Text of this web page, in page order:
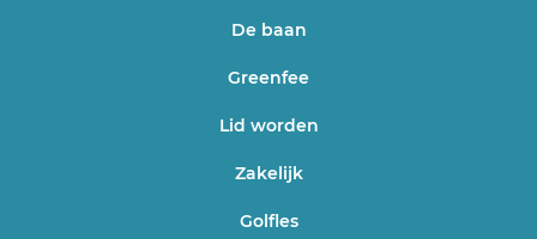
De baan
Greenfee
Lid worden
Zakelijk
Golfles